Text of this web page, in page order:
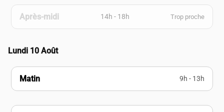
Après-midi 14h - 18h Trop proche
Lundi 10 Août
Matin 9h - 13h